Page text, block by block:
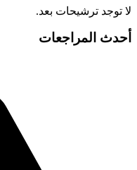
لا توجد ترشيحات بعد.
أحدث المراجعات